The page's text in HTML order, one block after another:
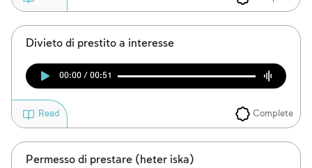
Divieto di prestito a interesse
00:00 / 00:51
Complete
Read
Permesso di prestare (heter iska)